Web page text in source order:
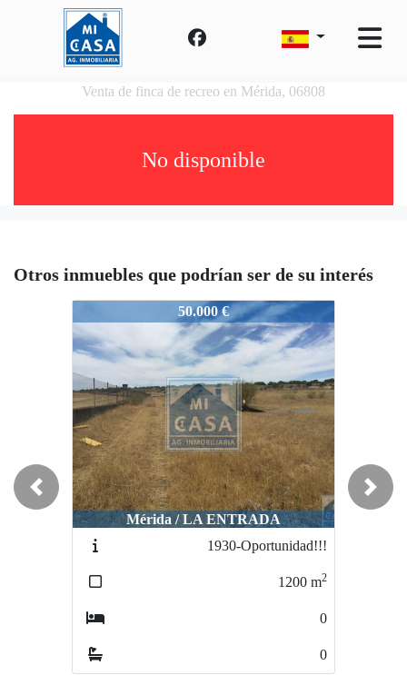
Venta de finca de recreo en Mérida, 06808
No disponible
Otros inmuebles que podrían ser de su interés
2860-BonitaCasaderecreo
50.000 €
Mérida / LA ENTRADA
1930-Oportunidad!!!
1200 m2
0
0
Previous Next